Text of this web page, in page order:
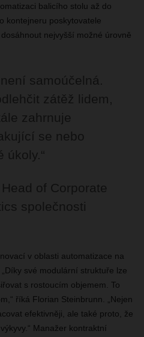
balicího stolu až do
kontejneru poskytovatele
nejvyšší možné úrovně
samoúčelná.
zátěž lidem,
zahrnuje
se nebo
úkoly.“
of Corporate
společnosti
v oblasti automatizace na
své modulární struktuře lze
s rostoucím objemem. To
říká Florian Steinbrunn. „Nejen
efektivněji, ale také proto, že
Manažer kontraktní